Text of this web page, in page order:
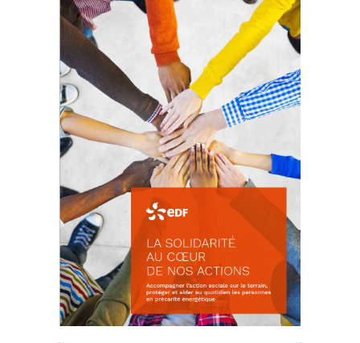
d’intérêts
18 septembre 2023
FEUILLETER